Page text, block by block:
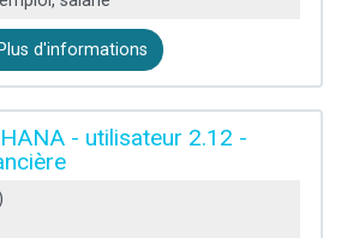
Plus d'informations
- utilisateur 2.12 -